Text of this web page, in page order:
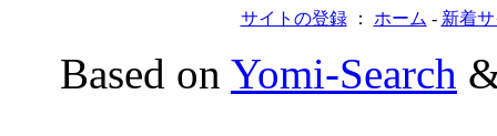
サイトの登録： ホーム - 新着
Based on Yomi-Search